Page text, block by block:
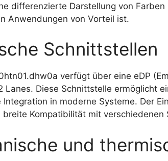
differenzierte Darstellung von
Anwendungen von Vorteil ist.
Schnittstellen
verfügt über eine eDP
Lanes. Diese Schnittstelle ermöglicht
Integration in moderne Systeme. Der
breite Kompatibilität mit verschiedenen
und